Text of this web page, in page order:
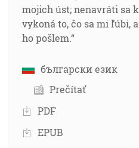
mojich úst; nenavráti sa
vykoná to, čo sa mi ľúbi,
ho pošlem.“
български език
Prečítať
PDF
EPUB